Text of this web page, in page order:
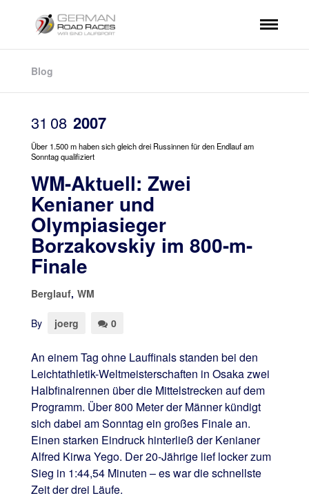
Blog
31 08 2007
Über 1.500 m haben sich gleich drei Russinnen für den Endlauf am
Sonntag qualifiziert
WM-Aktuell: Zwei
Kenianer und
Olympiasieger
Borzakovskiy im 800-m-
Finale
Berglauf, WM
By joerg 0
An einem Tag ohne Lauffinals standen bei den
Leichtathletik-Weltmeisterschaften in Osaka zwei
Halbfinalrennen über die Mittelstrecken auf dem
Programm. Über 800 Meter der Männer kündigt
sich dabei am Sonntag ein großes Finale an.
Einen starken Eindruck hinterließ der Kenianer
Alfred Kirwa Yego. Der 20-Jährige lief locker zum
Sieg in 1:44,54 Minuten – es war die schnellste
Zeit der drei Läufe.